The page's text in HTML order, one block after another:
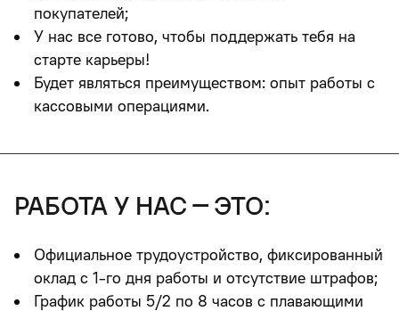
покупателей;
У нас все готово, чтобы поддержать тебя на
старте карьеры!
Будет являться преимуществом: опыт работы с
кассовыми операциями.
работа у нас – это:
Официальное трудоустройство, фиксированный
оклад с 1-го дня работы и отсутствие штрафов;
График работы 5/2 по 8 часов с плавающими